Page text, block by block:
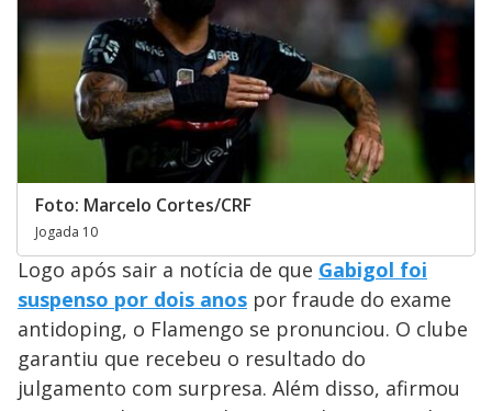
Foto: Marcelo Cortes/CRF
Jogada 10
Logo após sair a notícia de que Gabigol foi
suspenso por dois anos por fraude do exame
antidoping, o Flamengo se pronunciou. O clube
garantiu que recebeu o resultado do
julgamento com surpresa. Além disso, afirmou